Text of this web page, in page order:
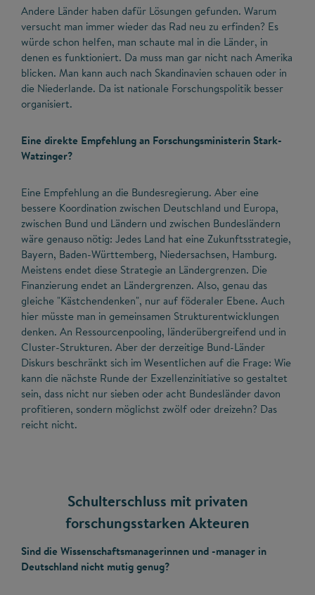
Andere Länder haben dafür Lösungen gefunden. Warum
versucht man immer wieder das Rad neu zu erfinden? Es
würde schon helfen, man schaute mal in die Länder, in
denen es funktioniert. Da muss man gar nicht nach Amerika
blicken. Man kann auch nach Skandinavien schauen oder in
die Niederlande. Da ist nationale Forschungspolitik besser
organisiert.
Eine direkte Empfehlung an Forschungsministerin Stark-
Watzinger?
Eine Empfehlung an die Bundesregierung. Aber eine
bessere Koordination zwischen Deutschland und Europa,
zwischen Bund und Ländern und zwischen Bundesländern
wäre genauso nötig: Jedes Land hat eine Zukunftsstrategie,
Bayern, Baden-Württemberg, Niedersachsen, Hamburg.
Meistens endet diese Strategie an Ländergrenzen. Die
Finanzierung endet an Ländergrenzen. Also, genau das
gleiche "Kästchendenken", nur auf föderaler Ebene. Auch
hier müsste man in gemeinsamen Strukturentwicklungen
denken. An Ressourcenpooling, länderübergreifend und in
Cluster-Strukturen. Aber der derzeitige Bund-Länder
Diskurs beschränkt sich im Wesentlichen auf die Frage: Wie
kann die nächste Runde der Exzellenzinitiative so gestaltet
sein, dass nicht nur sieben oder acht Bundesländer davon
profitieren, sondern möglichst zwölf oder dreizehn? Das
reicht nicht.
Schulterschluss mit privaten
forschungsstarken Akteuren
Sind die Wissenschaftsmanagerinnen und -manager in
Deutschland nicht mutig genug?